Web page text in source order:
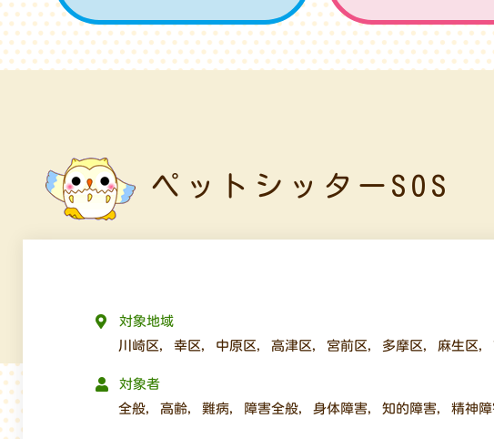
ペットシッターSOS
対象地域
川崎区, 幸区, 中原区, 高津区, 宮前区, 多摩区, 麻生区,
対象者
全般, 高齢, 難病, 障害全般, 身体障害, 知的障害, 精神